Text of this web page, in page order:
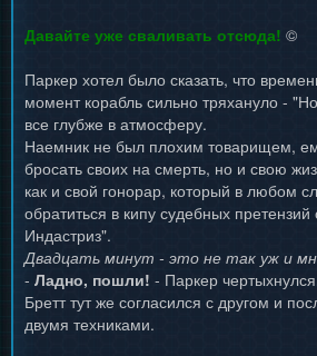
Давайте уже сваливать отсюда! ©
Паркер хотел было сказать, что
момент корабль сильно тряхануло -
все глубже в атмосферу.
Наемник не был плохим товарищем,
бросать своих на смерть, но и свою
как и свой гонорар, который в любом
обратиться в кипу судебных
Индастриз".
Двадцать минут - это не так уж и
- Ладно, пошли! - Паркер
Бретт тут же согласился с другом и
двумя техниками.